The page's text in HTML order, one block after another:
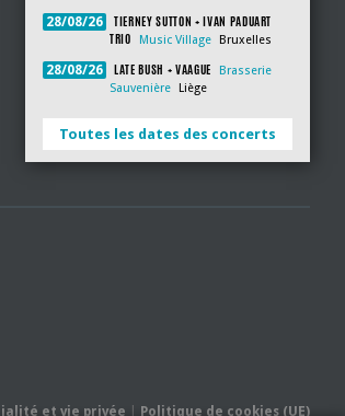
28/08/26
TIERNEY SUTTON + IVAN PADUART
TRIO
Music Village Bruxelles
28/08/26 LATE BUSH + VAAGUE
Brasserie
Sauvenière
Liège
Toutes les dates des concerts
et vie privée Politique de cookies (UE)